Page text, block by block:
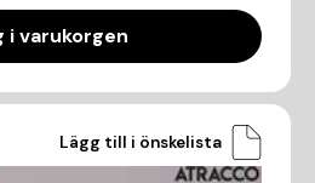
i varukorgen
Lägg till i önskelista